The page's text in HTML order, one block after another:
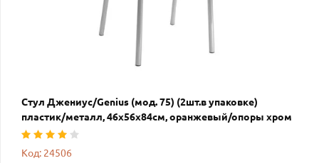
Стул Джениус/Genius (мод. 75) (2шт.в упаковке)
пластик/металл, 46x56x84cм, оранжевый/опоры хром
Код: 24506